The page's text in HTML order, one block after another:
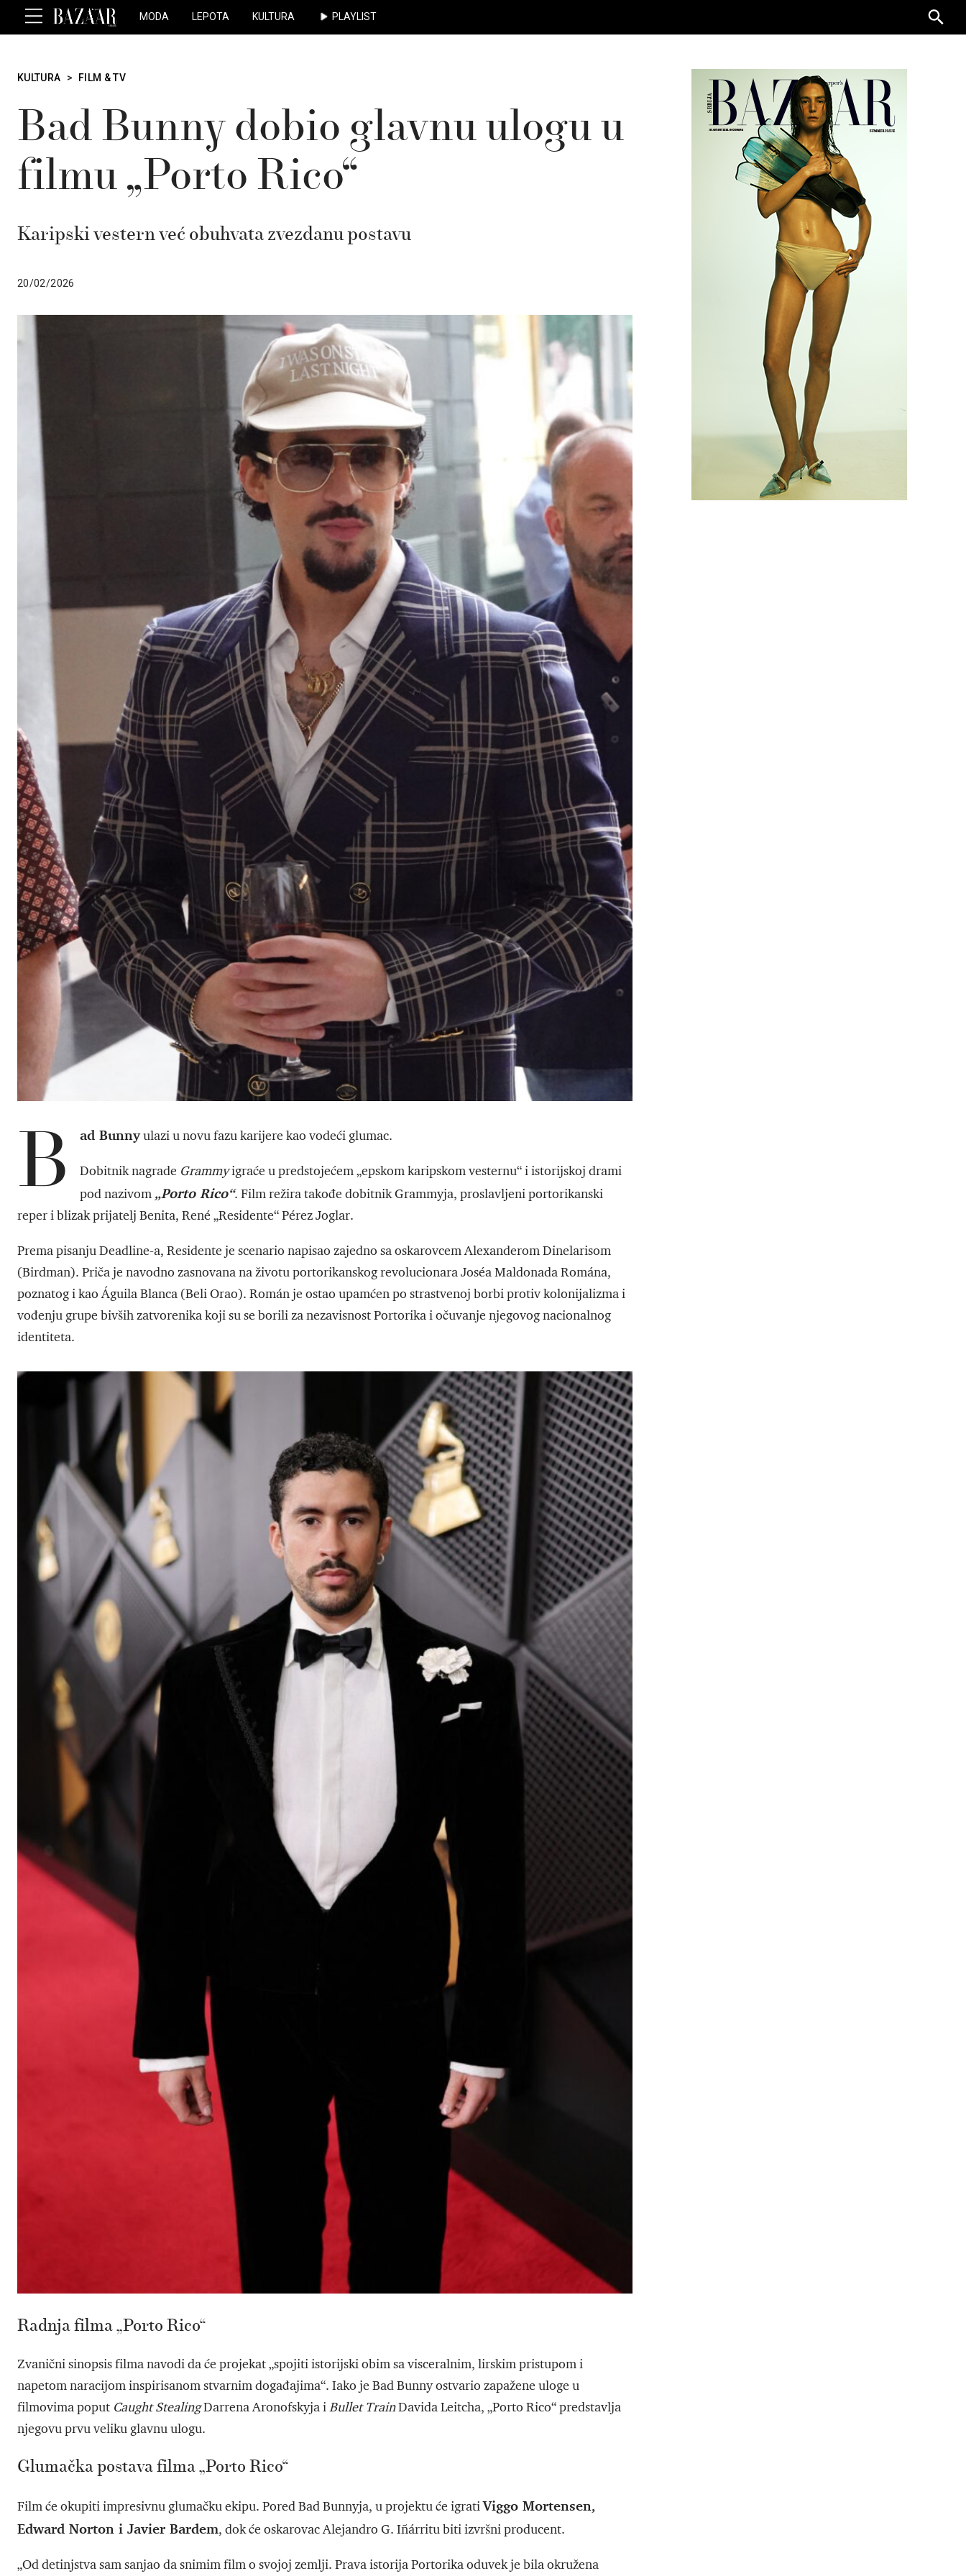
MODA LEPOTA KULTURA PLAYLIST
for:
KULTURA > FILM & TV
Bad Bunny dobio glavnu ulogu u
filmu „Porto Rico“
Karipski vestern već obuhvata zvezdanu postavu
20/02/2026
B ad Bunnyulazi u novu fazu karijere kao vodeći glumac.
Dobitnik nagrade Grammyigraće u predstojećem „epskom karipskom vesternu“ i istorijskoj drami
pod nazivom „Porto Rico“. Film režira takođe dobitnik Grammyja, proslavljeni portorikanski
reper i blizak prijatelj Benita, René „Residente“ Pérez Joglar.
Prema pisanju Deadline-a, Residente je scenario napisao zajedno sa oskarovcem Alexanderom Dinelarisom
(Birdman). Priča je navodno zasnovana na životu portorikanskog revolucionara Joséa Maldonada Romána,
poznatog i kao Águila Blanca (Beli Orao). Román je ostao upamćen po strastvenoj borbi protiv kolonijalizma i
vođenju grupe bivših zatvorenika koji su se borili za nezavisnost Portorika i očuvanje njegovog nacionalnog
identiteta.
Radnja filma „Porto Rico“
Zvanični sinopsis filma navodi da će projekat „spojiti istorijski obim sa visceralnim, lirskim pristupom i
napetom naracijom inspirisanom stvarnim događajima“. Iako je Bad Bunny ostvario zapažene uloge u
filmovima poput Caught StealingDarrena Aronofskyja iBullet TrainDavida Leitcha, „Porto Rico“ predstavlja
njegovu prvu veliku glavnu ulogu.
Glumačka postava filma „Porto Rico“
Film će okupiti impresivnu glumačku ekipu. Pored Bad Bunnyja, u projektu će igratiViggo Mortensen,
Edward Norton i Javier Bardem, dok će oskarovac Alejandro G. Iñárritu biti izvršni producent.
„Od detinjstva sam sanjao da snimim film o svojoj zemlji. Prava istorija Portorika oduvek je bila okružena